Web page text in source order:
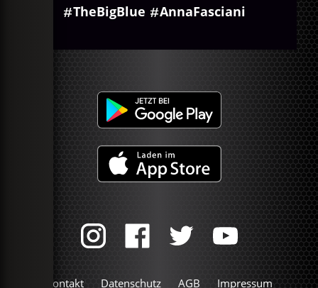
TheBigBlue
AnnaFasciani
Kontakt Datenschutz AGB Impressum